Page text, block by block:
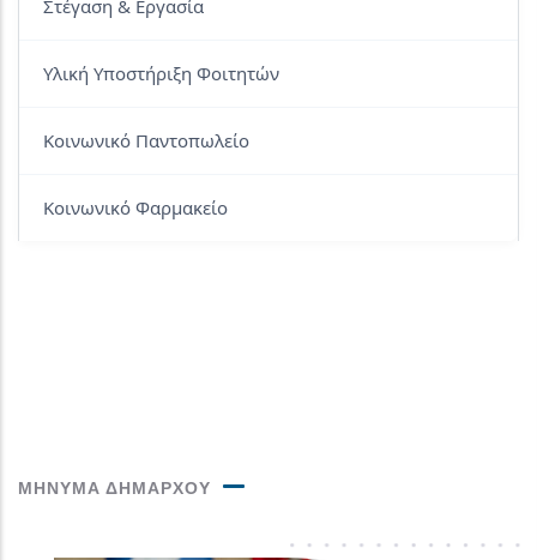
Στέγαση & Εργασία
Υλική Υποστήριξη Φοιτητών
Κοινωνικό Παντοπωλείο
Κοινωνικό Φαρμακείο
ΜΗΝΥΜΑ ΔΗΜΑΡΧΟΥ